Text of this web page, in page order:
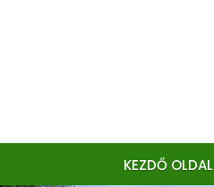
KEZDŐ OLDAL